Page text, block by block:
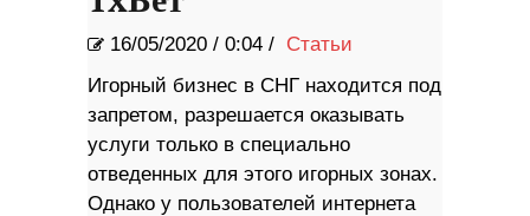
16/05/2020 / 0:04 / Статьи
Игорный бизнес в СНГ находится под
запретом, разрешается оказывать
услуги только в специально
отведенных для этого игорных зонах.
Однако у пользователей интернета